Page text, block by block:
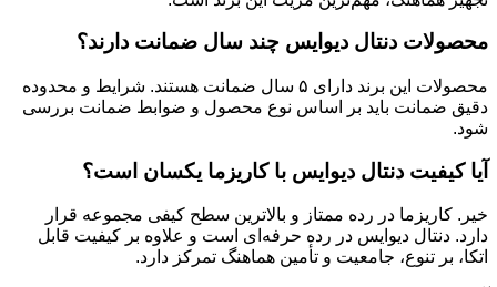
محصولات دنتال دیوایس چند سال ضمانت دارند؟
محصولات این برند دارای ۵ سال ضمانت هستند. شرایط و محدوده
دقیق ضمانت باید بر اساس نوع محصول و ضوابط ضمانت بررسی
شود.
آیا کیفیت دنتال دیوایس با کاریزما یکسان است؟
خیر. کاریزما در رده ممتاز و بالاترین سطح کیفی مجموعه قرار
دارد. دنتال دیوایس در رده حرفه‌ای است و علاوه بر کیفیت قابل
اتکا، بر تنوع، جامعیت و تأمین هماهنگ تمرکز دارد.